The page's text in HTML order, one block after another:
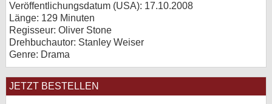
Veröffentlichungsdatum (USA): 17.10.2008
Länge: 129 Minuten
Regisseur: Oliver Stone
Drehbuchautor: Stanley Weiser
Genre: Drama
JETZT BESTELLEN